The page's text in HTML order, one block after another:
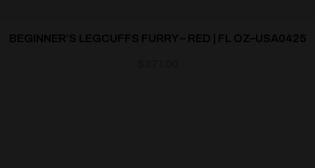
BEGINNER’S LEGCUFFS FURRY – RED | FL OZ–USA0425